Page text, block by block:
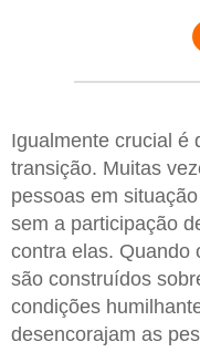
Igualmente crucial é
transição. Muitas
pessoas em
sem a participação
contra elas. Quando
são construídos
condições
desencorajam as